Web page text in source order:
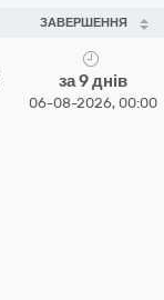
ЗАВЕРШЕННЯ
за 9 днів
06-08-2026, 00:00